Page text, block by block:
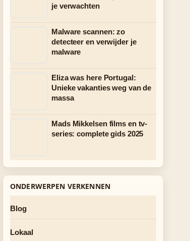
je verwachten
Malware scannen: zo
detecteer en verwijder je
malware
Eliza was here Portugal:
Unieke vakanties weg van de
massa
Mads Mikkelsen films en tv-
series: complete gids 2025
ONDERWERPEN VERKENNEN
Blog
Lokaal